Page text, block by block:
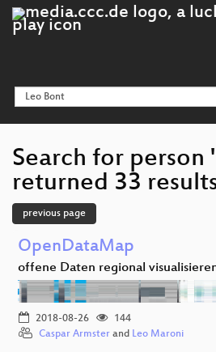
Search for person
returned 33
previous page
OpenDataMap
offene Daten regional
2018-08-26
144
Caspar Armster and Leo Maroni